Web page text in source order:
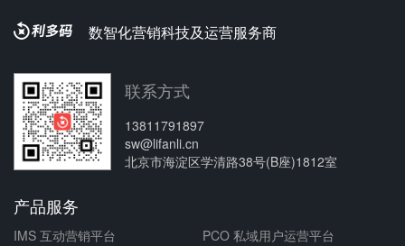
数智化营销科技及运营服务商
联系方式
13811791897
sw@lifanli.cn
北京市海淀区学清路38号(B座)1812室
产品服务
IMS 互动营销平台
PCO 私域用户运营平台